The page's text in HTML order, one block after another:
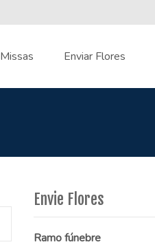
Missas Enviar Flores
Envie Flores
Ramo fúnebre